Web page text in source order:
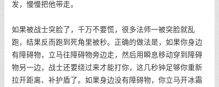
发，慢慢把他带走。
如果被战士突脸了，千万不要慌，很多法师一被突脸就乱
跑，结果反而跑到死角里被秒。正确的做法是，如果你身边
有障碍物，立马往障碍物旁边走，然后用瞬息移动穿到障碍
物另一边，战士还要绕过来才能打你，这几秒钟足够你重新
拉开距离、补护盾了。如果身边没有障碍物，你立马开冰霜